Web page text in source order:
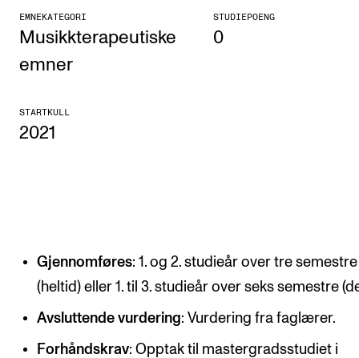
STUDENTLIV
FORSKNING
CERM
CREMAH
NordART
EMNEKATEGORI
Musikkterapeutiske
emner
STUDIEPOENG
0
STARTKULL
2021
Gjennomføres: 1. og 2. studieår over tre semestre
(heltid) eller 1. til 3. studieår over seks semestre
Avsluttende vurdering: Vurdering fra faglærer.
Forhåndskrav: Opptak til mastergradsstudiet i